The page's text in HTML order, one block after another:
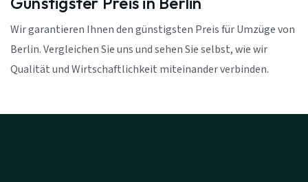
Wir garantieren Ihnen den günstigsten Preis für Umzüge von
Berlin. Vergleichen Sie uns und sehen Sie selbst, wie wir
Qualität und Wirtschaftlichkeit miteinander verbinden.